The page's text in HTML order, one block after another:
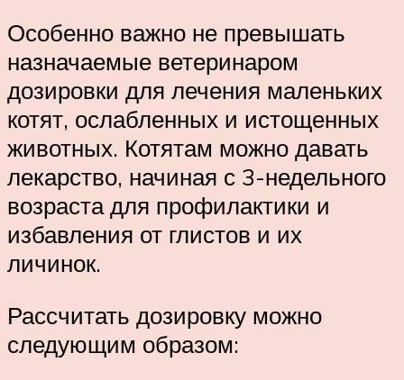
Особенно важно не превышать
назначаемые ветеринаром
дозировки для лечения маленьких
котят, ослабленных и истощенных
животных. Котятам можно давать
лекарство, начиная с 3-недельного
возраста для профилактики и
избавления от глистов и их
личинок.
Рассчитать дозировку можно
следующим образом: